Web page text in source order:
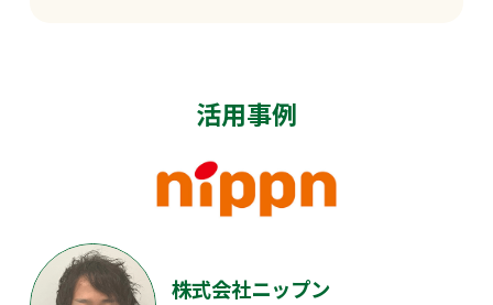
活用事例
株式会社ニップン